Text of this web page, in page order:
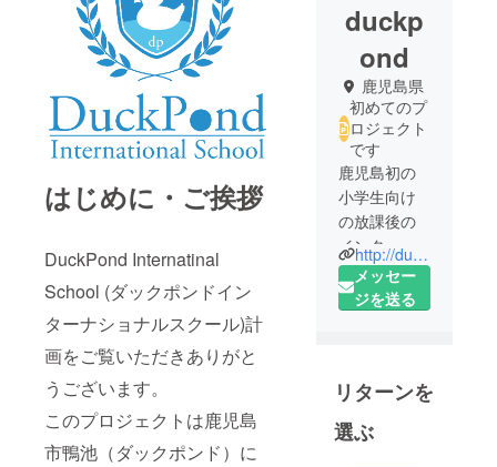
はじめに・ご挨拶
DuckPond Internatinal
School (ダックポンドイン
ターナショナルスクール)計
画をご覧いただきありがと
うございます。
このプロジェクトは鹿児島
市鴨池（ダックポンド）に
duckp
ond
鹿児島県
初めてのプ
ロジェクト
です
鹿児島初の
小学生向け
の放課後の
インターナ
ショナルス
クールで
http://duckpond.jp/
メッセー
ジを送る
リターンを
選ぶ